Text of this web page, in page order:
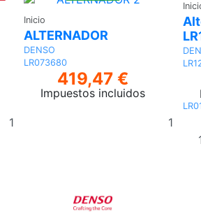
Inicio
ALTERNADOR
DENSO
LR073680
419,47 €
Impuestos incluidos